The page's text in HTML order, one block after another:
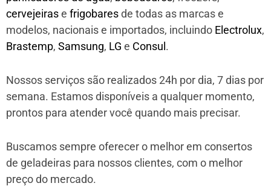
cervejeirase frigobaresde todas as marcas e
modelos, nacionais e importados, incluindo Electrolux,
Brastemp, Samsung, LG e Consul .
Nossos serviços são realizados 24h por dia, 7 dias por
semana. Estamos disponíveis a qualquer momento,
prontos para atender você quando mais precisar.
Buscamos sempre oferecer o melhor em consertos
de geladeiras para nossos clientes, com o melhor
preço do mercado.